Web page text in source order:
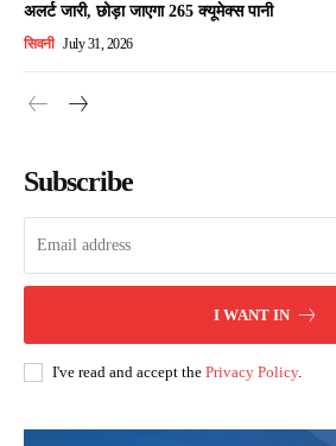
अलर्ट जारी, छोड़ा जाएगा 265 क्यूमेक्स पानी
सिवनी July 31, 2026
Subscribe
I WANT IN
I've read and accept the Privacy Policy.